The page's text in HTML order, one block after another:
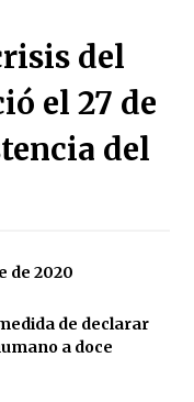
hachas es tan
popular)
Interestelar de
de la seguridad
de
del
el 27 de
del
de 2020
de declarar
a doce